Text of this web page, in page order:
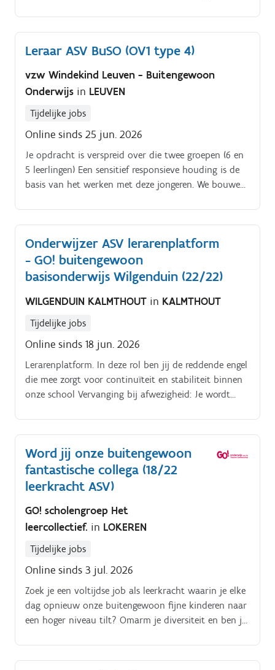
ongeveer 8 leerlingen binnen opleidingsvorm 1 type 2
Wat bieden wij?. Voltijdse opdracht (22/22).
Startdatum: 1 september 2026. Opdracht voor het
plaats te verwerven binnen ons warme en
ondersteunende team
Leraar ASV BuSO (OV1 type 4)
vzw Windekind Leuven - Buitengewoon
Onderwijs in LEUVEN
Tijdelijke jobs
Online sinds 25 jun. 2026
Je opdracht is verspreid over die twee groepen (6 en
5 leerlingen) Een sensitief responsieve houding is de
basis van het werken met deze jongeren. We bouwen
Onderwijzer ASV lerarenplatform
- GO! buitengewoon
basisonderwijs Wilgenduin (22/22)
WILGENDUIN KALMTHOUT in KALMTHOUT
Tijdelijke jobs
Online sinds 18 jun. 2026
Lerarenplatform. In deze rol ben jij de reddende engel
die mee zorgt voor continuïteit en stabiliteit binnen
onze school Vervanging bij afwezigheid: Je wordt
langdurige afwezigheden van collega's binnen de
verschillende types van onze school Ondersteunende
taak: Zijn er tijdelijk geen collega's afwezig?
Word jij onze buitengewoon
fantastische collega (18/22
leerkracht ASV)
GO! scholengroep Het
leercollectief. in LOKEREN
Tijdelijke jobs
Online sinds 3 jul. 2026
Zoek je een voltijdse job als leerkracht waarin je elke
dag opnieuw onze buitengewoon fijne kinderen naar
een hoger niveau tilt? Omarm je diversiteit en ben je